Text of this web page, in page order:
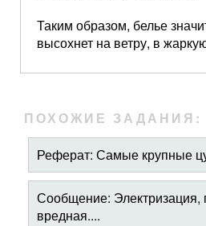
Таким образом, белье
высохнет на ветру, в
ПОХОЖИЕ ЗАДАНИЯ:
Реферат: Самые крупные
Сообщение: Электризация,
вредная....